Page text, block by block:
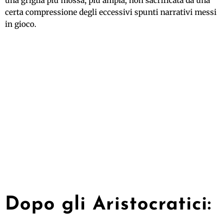
certa compressione degli eccessivi spunti narrativi messi
in gioco.
Dopo gli Aristocratici: